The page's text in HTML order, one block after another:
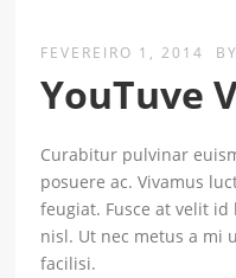
FEVEREIRO 1, 2014 BY
YouTuve
Curabitur pulvinar
posuere ac. Vivamus
feugiat. Fusce at velit
nisl. Ut nec metus a mi
facilisi.